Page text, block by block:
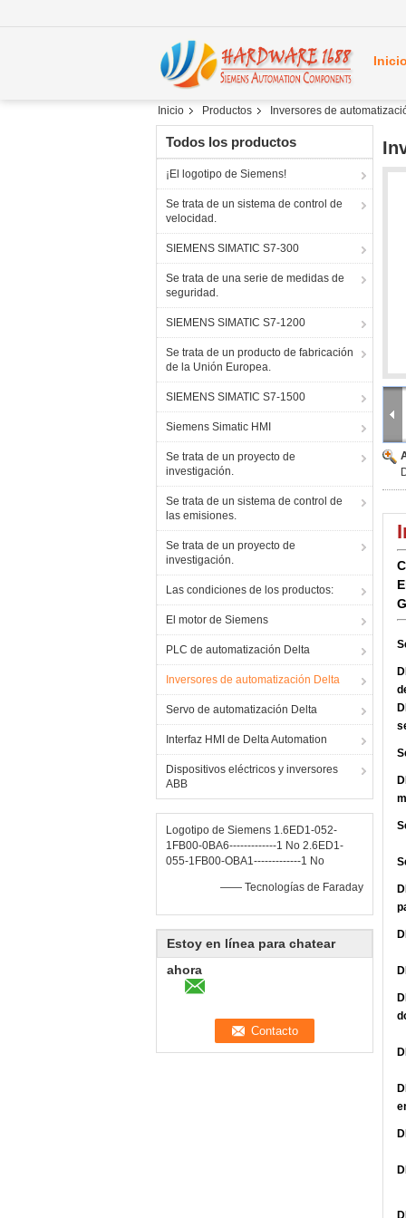
Inicio
Inicio Productos Inversores de
Todos los productos
¡El logotipo de Siemens!
Se trata de un sistema de control de
velocidad.
SIEMENS SIMATIC S7-300
Se trata de una serie de medidas de
seguridad.
SIEMENS SIMATIC S7-1200
Se trata de un producto de fabricación
de la Unión Europea.
SIEMENS SIMATIC S7-1500
Siemens Simatic HMI
Se trata de un proyecto de
investigación.
Se trata de un sistema de control de
las emisiones.
Se trata de un proyecto de
investigación.
Las condiciones de los productos:
El motor de Siemens
PLC de automatización Delta
Inversores de automatización Delta
Servo de automatización Delta
Interfaz HMI de Delta Automation
Dispositivos eléctricos y inversores
ABB
Logotipo de Siemens 1.6ED1-052-
1FB00-0BA6-------------1 No 2.6ED1-
055-1FB00-OBA1-------------1 No
—— Tecnologías de Faraday
Estoy en línea para chatear
ahora